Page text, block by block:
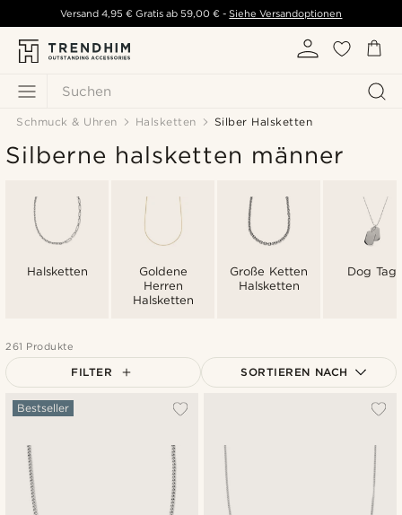
Suchen
Versand 4,95 € Gratis ab 59,00 € - Siehe Versandoptionen
Schmuck & Uhren Halsketten Silber Halsketten
Silberne halsketten männer
Halsketten
Goldene
Herren
Halsketten
Große Ketten
Halsketten
Dog Tags
261 Produkte
FILTER SORTIEREN NACH
Niedrigster Preis
Höchster Preis
Bestseller